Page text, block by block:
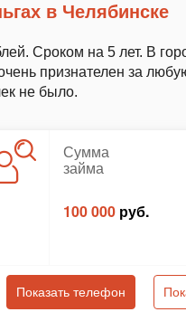
в Челябинске
Сроком на 5 лет. В
признателен за
не было.
Сумма
займа
100 000 руб.
Показать телефон